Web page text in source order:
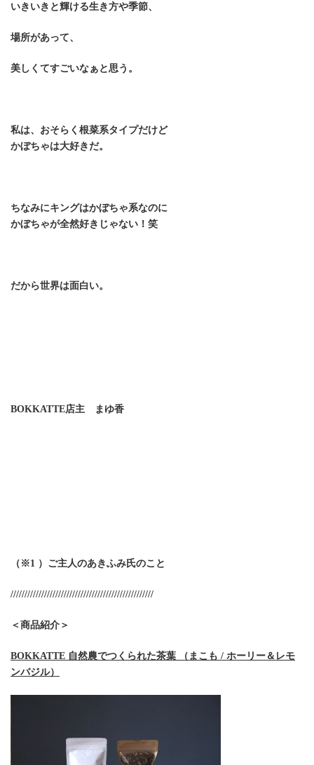
いきいきと輝ける生き方や季節、
場所があって、
美しくてすごいなぁと思う。
私は、おそらく根菜系タイプだけど
かぼちゃは大好きだ。
ちなみにキングはかぼちゃ系なのに
かぼちゃが全然好きじゃない！笑
だから世界は面白い。
BOKKATTE店主 まゆ香
（※1 ）ご主人のあきふみ氏のこと
///////////////////////////////////////////////////
＜商品紹介＞
BOKKATTE 自然農でつくられた茶葉 （まこも / ホーリー＆レモ
ンバジル）